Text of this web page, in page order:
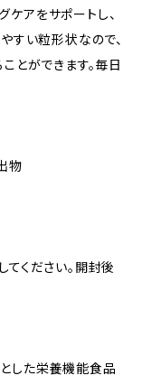
ケアをサポートし、
すい粒形状なので、
とができます。毎日
物
ください。開封後
した栄養機能食品